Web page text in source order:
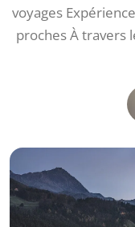
voyages
proches À travers